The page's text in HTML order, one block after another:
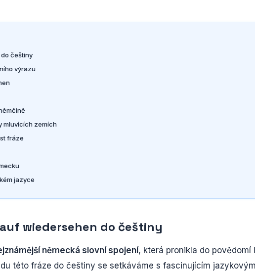
češtiny
výrazu
mluvících zemích
fráze
jazyce
wiedersehen do češtiny
německá slovní spojení, která pronikla do povědomí
této fráze do češtiny se setkáváme s fascinujícím jazykovým